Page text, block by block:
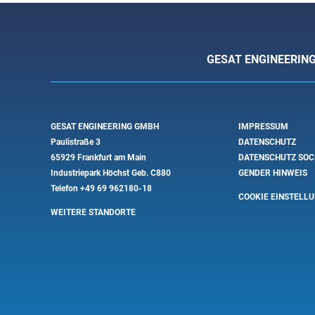
GESAT
GESAT ENGINEERING GMBH
Paulistraße 3
65929 Frankfurt am Main
Industriepark Höchst Geb. C880
Telefon +49 69 962180-18
WEITERE STANDORTE
IMPRESSUM
DATENSCHUTZ
DATENSCHUTZ
GENDER HINWEIS
COOKIE